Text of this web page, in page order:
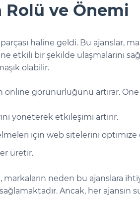
Rolü ve Önemi
haline geldi. Bu ajanslar,
etkili bir şekilde ulaşmalarını
olabilir.
görünürlüğünü artırar. Öne
yöneterek etkileşimi artırır.
için web sitelerini optimize
üretir.
markaların neden bu ajanslara
Ancak, her ajansın